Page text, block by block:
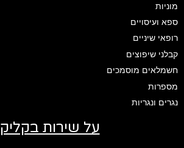
מוניות
ספא ועיסויים
רופאי שיניים
קבלני שיפוצים
חשמלאים מוסמכים
מספרות
נגרים ונגריות
על שירות בקליק: